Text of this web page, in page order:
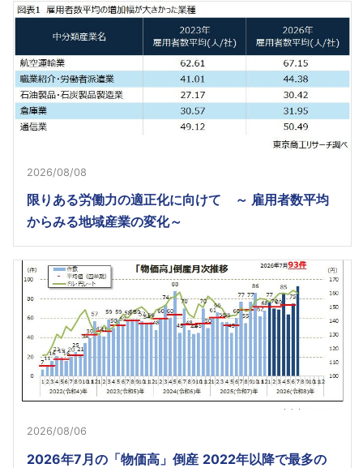
2026/08/08
限りある労働力の適正化に向けて ～ 雇用者数平均
からみる地域産業の変化～
2026/08/06
2026年7月の「物価高」倒産 2022年以降で最多の